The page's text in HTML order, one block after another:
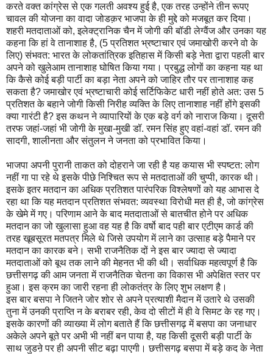
करते वक्त कांग्रेस से एक गलती अवश्य हुई है, एक तरह उन्होंने तीन रूपए
चावल की योजना का वादा जोडक़र भाजपा के ही मुद्दे को मजबूत कर दिया।
शहरी मतदाताओं को, इलेक्ट्रानिक चैन में जोगी की बॉडी लेग्वैंज और उनका यह
कहना कि हां वे तानाशाह है, (5 प्रतिशत भ्रष्टाचार एवं जमाखोरी करने वो के
लिए) संभवत: भारत के लोकतांत्रिक इतिहास में किसी बड़े नेता द्वारा पहली बार
अपने को खुलेआम तानाशाह घोषित किया गया। प्रबुद्ध लोगों का कहना यह था
कि कैसे कोई बड़ी पार्टी का बड़ा नेता अपने को जाहिर तौर पर तानाशाह कह
सकता है? जमाखोर एवं भ्रष्टाचारी कोई सर्टिफिकेट धारी नहीं होते अत: उस 5
प्रतिशत के बहाने जोगी किसी निरीह व्यक्ति के लिए तानाशाह नहीं होंगे इसकी
क्या गारंटी है? इस कथन ने व्यापारियों के एक बड़े वर्ग को नाराज किया। दूसरी
तरफ जहां-जहां भी जोगी के मुखा-मुखी डॉ. रमन सिंह हुए वहां-वहां डॉ. रमन की
सादगी, शालीनता और संतुलन ने जनता को प्रभावित किया।
भाजपा अपनी पुरानी ताकत को दोहराने जा रही है यह कयास भी स्पष्टत: लोग
नहीं गा पा रहे थे इसके पीछे निश्चित रूप से मतदाताओं की चुप्पी, कारक थी।
इसके इतर मतदान का अधिक प्रतिशत पारंपरिक विश्लेषणों को यह आभास दे
रहा था कि यह मतदान प्रतिशत संभवत: व्यवस्था विरोधी मत ही है, जो कांग्रेस
के खेमे में गए। परिणाम आने के बाद मतदाताओं से बातचीत होने पर अधिक
मतदान का जो खुलासा हुआ वह यह है कि वर्षो बाद पही बार एटीएम कार्ड की
तरह खूबसूरत मतपत्र मिले थे जिसे उपयोग में लाने का उत्साह बड़े पैमाने पर
मतदान का कारक बने। सभी राजनैतिक दों ने इस बार ज्यादा से ज्यादा
मतदाताओं को बूथ तक लाने की मेहनत भी की थी। सर्वाधिक महत्वपूर्ण है कि
छत्तीसगढ़ की आम जनता में राजनैतिक चेतना का विकास भी अपेक्षित स्तर पर
हुआ। इस क्रम का जारी रहना ही लोकतंत्र के लिए शुभ लक्षण है।
इस बार बसपा ने जितने जोर शोर से अपने प्रत्याशी मैदान में उतारे थे उसकी
तुना में उनकी प्राप्ति न के बराबर रही, केव दो सीटों में ही वे सिमट के रह गए।
इसके कारणों की व्याख्या में लोग बताते हैं कि छत्तीसगढ़ में बसपा का जनाधार
अकेले अपने बूते पर अभी भी नहीं बन पाया है, यह किसी दूसरी बड़ी पार्टी के
साथ जुडऩे पर ही अपनी सीट बढ़ा पाएगी। छत्तीसगढ़ बसपा में बड़े कद के नेता